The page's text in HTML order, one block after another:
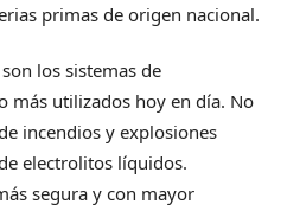
primas de origen nacional.
los sistemas de
más utilizados hoy en día. No
incendios y explosiones
electrolitos líquidos.
segura y con mayor